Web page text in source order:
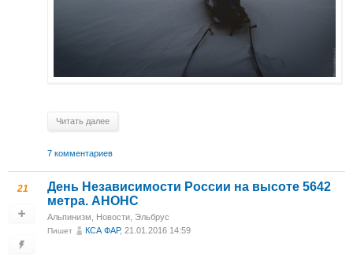
Читать далее
7 комментариев
21
День Независимости России на высоте 5642
метра. АНОНС
Альпинизм Новости Эльбрус
Пишет КСА ФАР, 21.01.2016 14:59